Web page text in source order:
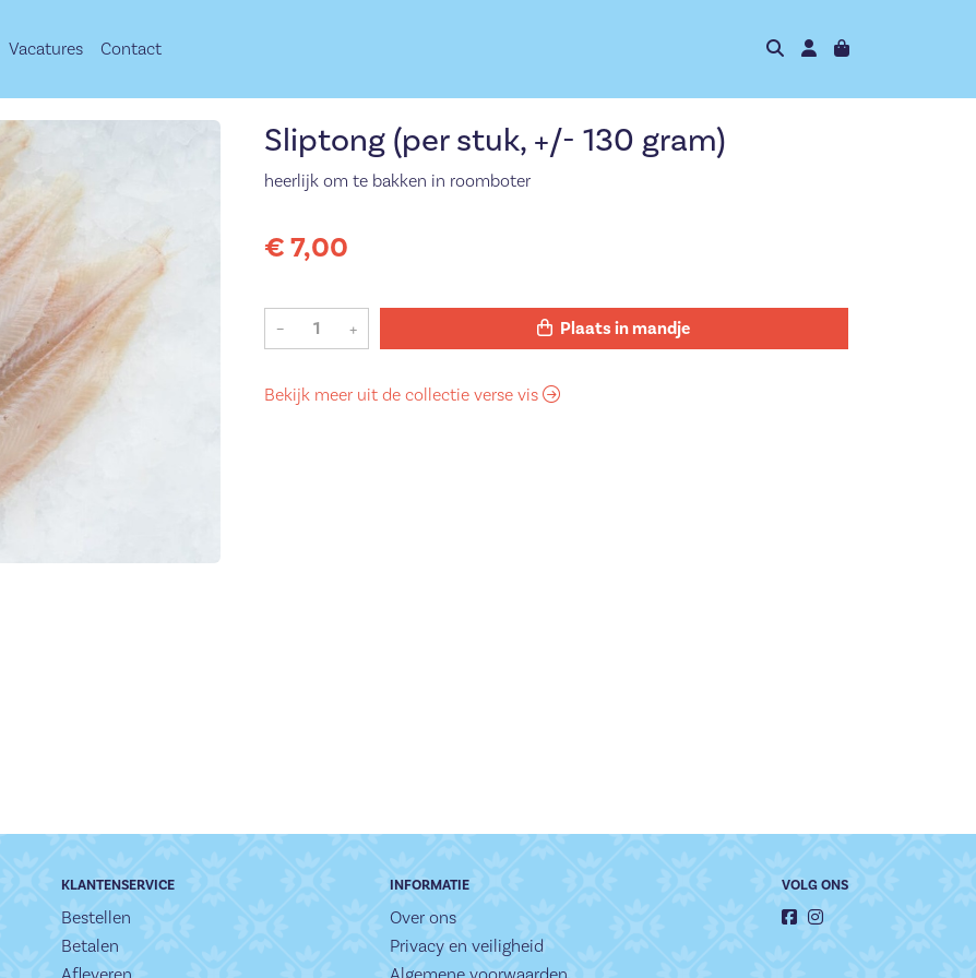
Vacatures Contact
Sliptong (per stuk, +/- 130 gram)
heerlijk om te bakken in roomboter
€ 7,00
– + Plaats in mandje
Bekijk meer uit de collectie verse vis
KLANTENSERVICE
Bestellen
Betalen
INFORMATIE
Over ons
Privacy en veiligheid
VOLG ONS